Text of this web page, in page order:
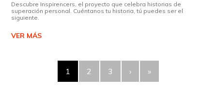
Descubre Inspirencers, el proyecto que celebra historias de
superación personal. Cuéntanos tu historia, tú puedes ser el
siguiente.
VER MÁS
1 2 3 › »